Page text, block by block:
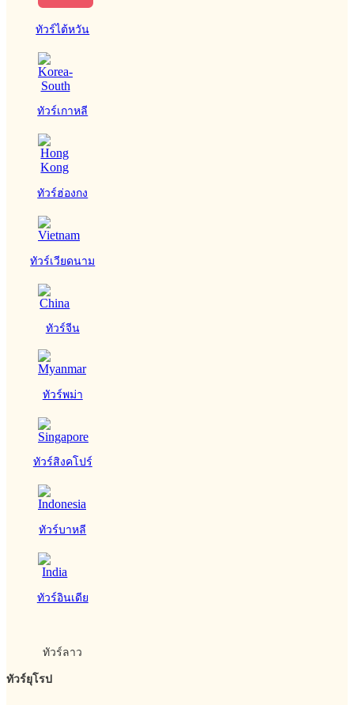
ทัวร์ไต้หวัน
ทัวร์เกาหลี
ทัวร์ฮ่องกง
ทัวร์เวียดนาม
ทัวร์จีน
ทัวร์พม่า
ทัวร์สิงคโปร์
ทัวร์บาหลี
ทัวร์อินเดีย
ทัวร์ลาว
ทัวร์ยุโรป